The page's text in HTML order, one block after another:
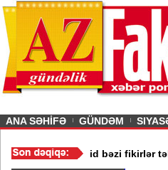
ANA SƏHİFƏ GÜNDƏM
etməliyik? - VİDEO/“Mənə